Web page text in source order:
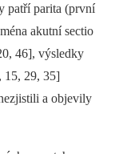
patří parita (první
akutní sectio
46], výsledky
15, 29, 35]
a objevily